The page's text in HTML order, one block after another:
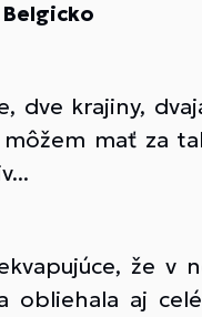
Belgicko
dve krajiny,
mať za
že v
obliehala aj